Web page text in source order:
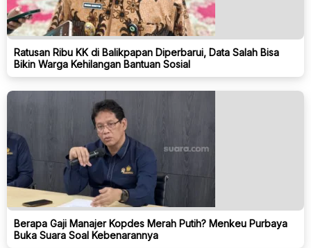
Ratusan Ribu KK di Balikpapan Diperbarui, Data Salah Bisa
Bikin Warga Kehilangan Bantuan Sosial
Berapa Gaji Manajer Kopdes Merah Putih? Menkeu Purbaya
Buka Suara Soal Kebenarannya